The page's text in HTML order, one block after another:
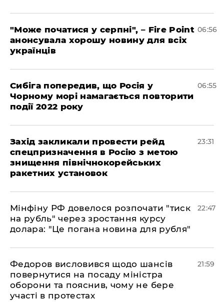
"Може початися у серпні", – Fire Point
анонсувала хорошу новину для всіх
українців
06:56
Сибіга попередив, що Росія у
Чорному морі намагається повторити
події 2022 року
06:55
​Захід закликали провести рейд
спецпризначення в Росію з метою
знищення північнокорейських
ракетних установок
23:31
​Мінфіну РФ довелося розпочати "тиск
на рубль" через зростання курсу
долара: "Це погана новина для рубля"
22:47
​Федоров висловився щодо шансів
повернутися на посаду міністра
оборони та пояснив, чому не бере
участі в протестах
21:59